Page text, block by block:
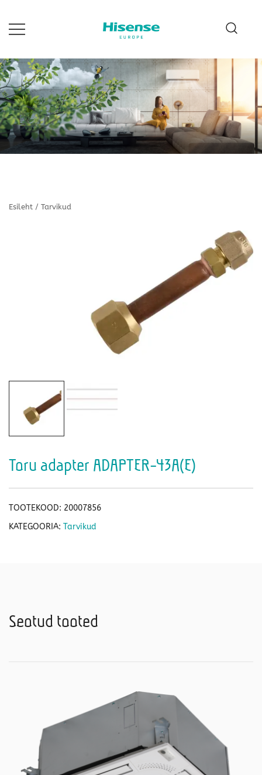
content
Esileht / Tarvikud
Toru adapter ADAPTER-43A(E)
TOOTEKOOD: 20007856
KATEGOORIA: Tarvikud
Seotud tooted